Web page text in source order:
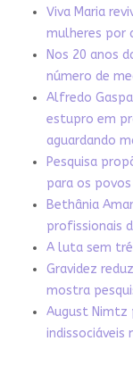
Viva Maria
mulheres por
Nos 20 anos
número de
Alfredo
estupro em
aguardando
Pesquisa
para os povos
Bethânia
profissionais
A luta sem
Gravidez
mostra
August Nimtz